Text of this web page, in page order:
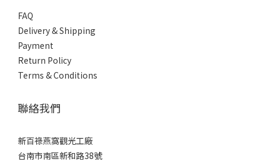
FAQ
Delivery & Shipping
Payment
Return Policy
Terms & Conditions
聯絡我們
新百祿燕窩觀光工廠
台南市南區新和路38號